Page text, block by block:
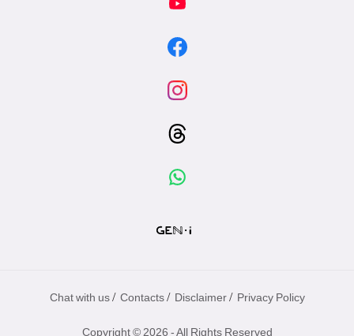
Chat with us / Contacts / Disclaimer / Privacy Policy
Copyright © 2026 - All Rights Reserved